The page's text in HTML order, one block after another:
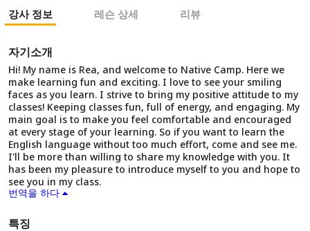
강사 정보 레슨 상세 리뷰
자기소개
Hi! My name is Rea, and welcome to Native Camp. Here we
make learning fun and exciting. I love to see your smiling
faces as you learn. I strive to bring my positive attitude to my
classes! Keeping classes fun, full of energy, and engaging. My
main goal is to make you feel comfortable and encouraged
at every stage of your learning. So if you want to learn the
English language without too much effort, come and see me.
I'll be more than willing to share my knowledge with you. It
has been my pleasure to introduce myself to you and hope to
see you in my class.
번역을 하다
특징